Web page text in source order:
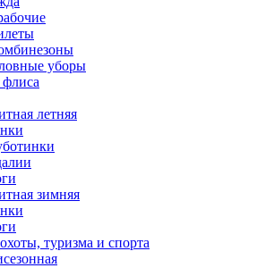
уборы
летняя
зимняя
туризма и спорта